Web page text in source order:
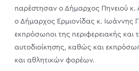
παρέστησαν ο Δήμαρχος Πηνειού κ.
ο Δήμαρχος Ερμιονίδας κ. Ιωάννης
εκπρόσωποι της περιφερειακής και
αυτοδιοίκησης, καθώς και
και αθλητικών φορέων.